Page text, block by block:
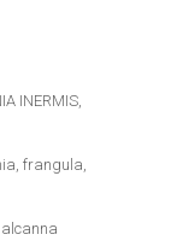
INERMIS,
frangula,